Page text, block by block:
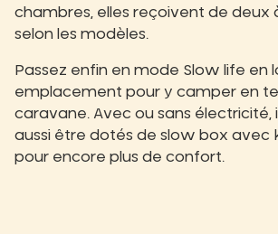
chambres, elles reçoivent de deux
selon les modèles.
Passez enfin en mode Slow life en
emplacement pour y camper en
caravane. Avec ou sans électricité,
aussi être dotés de slow box avec
pour encore plus de confort.